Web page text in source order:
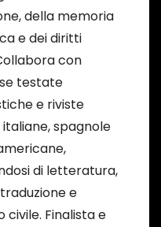
della memoria
e dei diritti
con
testate
e riviste
spagnole
di letteratura,
e
civile. Finalista e